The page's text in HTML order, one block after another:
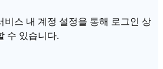
비스 내 계정 설정을 통해 로그인 상
수 있습니다.